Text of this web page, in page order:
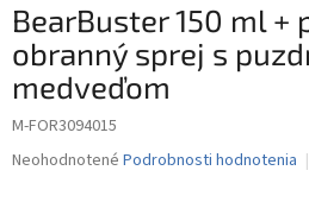
BearBuster 150 ml +
obranný sprej s
medveďom
M-FOR3094015
Priemerné
Neohodnotené Podrobnosti hodnotenia